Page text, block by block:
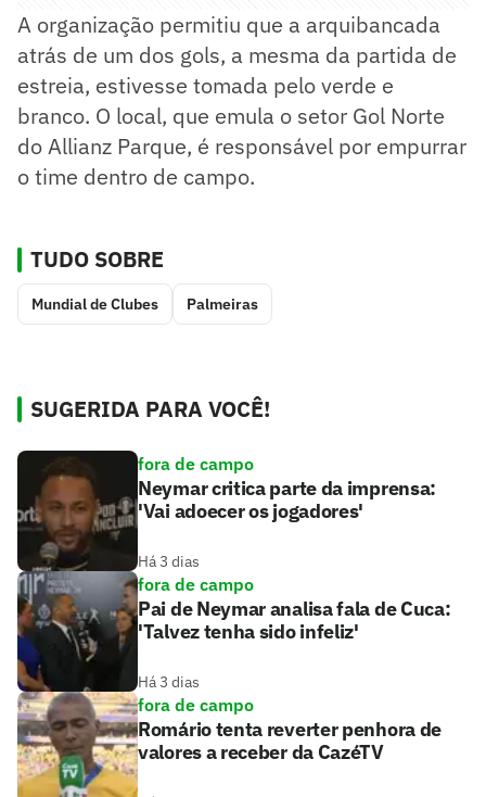
A organização permitiu que a arquibancada
atrás de um dos gols, a mesma da partida de
estreia, estivesse tomada pelo verde e
branco. O local, que emula o setor Gol Norte
do Allianz Parque, é responsável por empurrar
o time dentro de campo.
TUDO SOBRE
Mundial de Clubes Palmeiras
SUGERIDA PARA VOCÊ!
fora de campo
Neymar critica parte da imprensa:
'Vai adoecer os jogadores'
Há 3 dias
fora de campo
Pai de Neymar analisa fala de Cuca:
'Talvez tenha sido infeliz'
Há 3 dias
fora de campo
Romário tenta reverter penhora de
valores a receber da CazéTV